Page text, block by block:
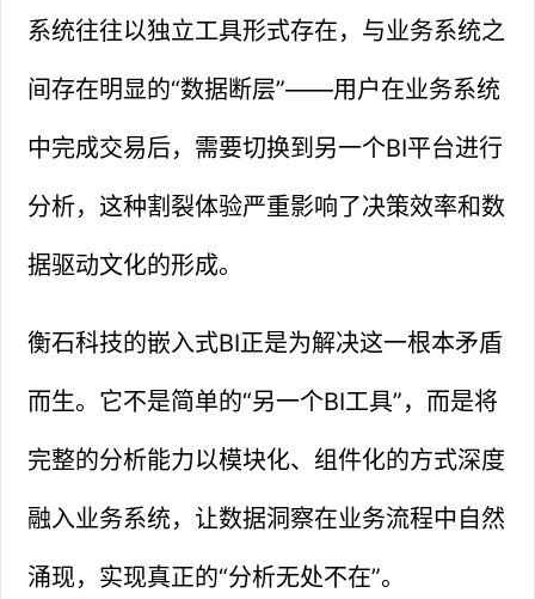
系统往往以独立工具形式存在，与业务系统之
间存在明显的“数据断层”——用户在业务系统
中完成交易后，需要切换到另一个BI平台进行
分析，这种割裂体验严重影响了决策效率和数
据驱动文化的形成。
衡石科技的嵌入式BI正是为解决这一根本矛盾
而生。它不是简单的“另一个BI工具”，而是将
完整的分析能力以模块化、组件化的方式深度
融入业务系统，让数据洞察在业务流程中自然
涌现，实现真正的“分析无处不在”。